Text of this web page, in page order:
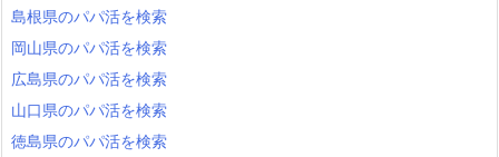
愛知県高浜市のパパ活を検索
愛知県岩倉市のパパ活を検索
愛知県豊明市のパパ活を検索
愛知県日進市のパパ活を検索
愛知県田原市のパパ活を検索
島根県のパパ活を検索
岡山県のパパ活を検索
広島県のパパ活を検索
山口県のパパ活を検索
徳島県のパパ活を検索